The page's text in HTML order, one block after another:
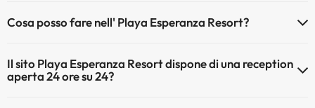
Qui potete trovare maggiori informazioni sulla piscina e sulle altri
Piscina all'aperto (stagione estiva)
Cosa posso fare nell' Playa Esperanza Resort?
essere a pagamento):
Il sito Playa Esperanza Resort dispone di una reception
aperta 24 ore su 24?